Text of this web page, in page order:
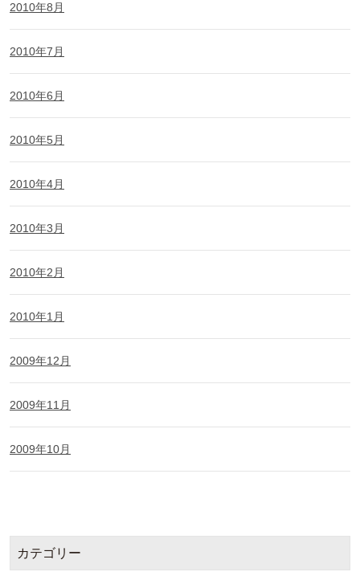
2010年8月
2010年7月
2010年6月
2010年5月
2010年4月
2010年3月
2010年2月
2010年1月
2009年12月
2009年11月
2009年10月
カテゴリー